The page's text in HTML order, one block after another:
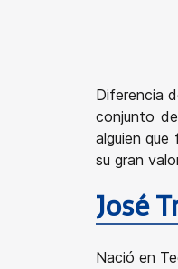
Diferencia
conjunto
alguien
su gran
José
Nació en